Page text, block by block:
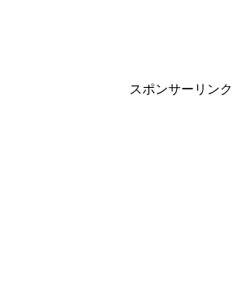
スポンサーリンク